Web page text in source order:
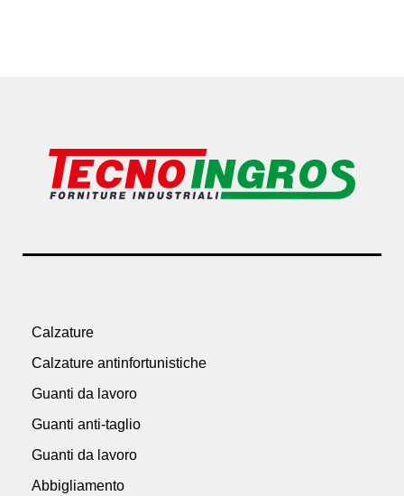
Calzature
Calzature antinfortunistiche
Guanti da lavoro
Guanti anti-taglio
Guanti da lavoro
Abbigliamento